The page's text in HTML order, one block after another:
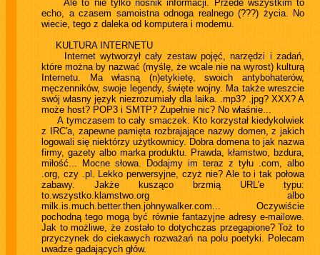
Ale to nie tylko nośnik informacji. Przede wszystkim to
echo, a czasem samoistna odnoga realnego (???) życia. No
wiecie, tego z daleka od komputera i modemu.
KULTURA INTERNETU
Internet wytworzył cały zestaw pojęć, narzędzi i zadań,
które można by nazwać (myślę, że wcale nie na wyrost) kulturą
Internetu. Ma własną (n)etykietę, swoich antybohaterów,
męczenników, swoje legendy, święte wojny. Ma także wreszcie
swój własny język niezrozumiały dla laika. .mp3? .jpg? XXX? A
może host? POP3 i SMTP? Zupełnie nic? No właśnie...
A tymczasem to cały smaczek. Kto korzystał kiedykolwiek
z IRC'a, zapewne pamięta rozbrajające nazwy domen, z jakich
logowali się niektórzy użytkownicy. Dobra domena to jak nazwa
firmy, gazety albo marka produktu. Prawda, kłamstwo, bzdura,
miłość... Mocne słowa. Dodajmy im teraz z tyłu .com, albo
.org, czy .pl. Lekko perwersyjne, czyż nie? Ale to i tak połowa
zabawy. Jakże kusząco brzmią URL'e typu:
to.wszystko.klamstwo.org albo
milk.is.much.better.then.johnywalker.com... Oczywiście
pochodną tego mogą być równie fantazyjne adresy e-mailowe.
Jak to możliwe, że zostało to dotychczas przegapione? Toż to
przyczynek do ciekawych rozważań na polu poetyki. Polecam
uwadze gadających głów.